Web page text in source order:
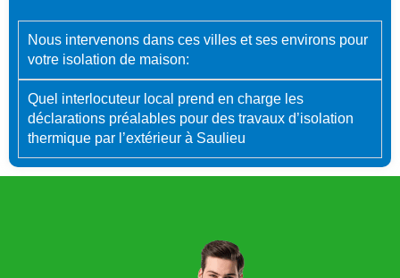
Nous intervenons dans ces villes et ses environs pour
votre isolation de maison:
Quel interlocuteur local prend en charge les
déclarations préalables pour des travaux d’isolation
thermique par l’extérieur à Saulieu